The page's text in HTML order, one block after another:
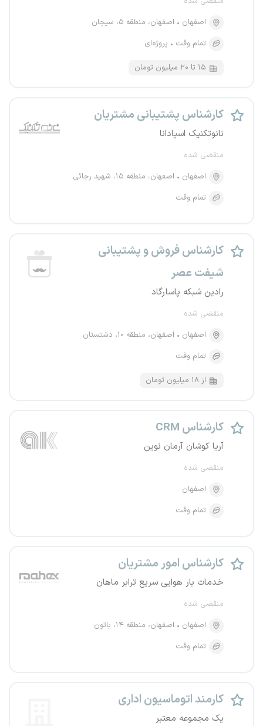
اصفهان
اصفهان، منطقه ۵، سیچان
تمام وقت
پروژه‌ای
۱۵ تا ۲۰ میلیون تومان
کارشناس پشتیبانی مشتریان
نانوتکنیک اسپادانا
منقضی شده
اصفهان
اصفهان، منطقه ۱۵، شهید رجائی
تمام وقت
کارشناس فروش و پشتیبانی
شیفت عصر
رادین شبکه پاسارگاد
منقضی شده
اصفهان
اصفهان، منطقه ۱۰، دشتستان
تمام وقت
از ۱۸ میلیون تومان
کارشناس CRM
آریا کوشان آرمان نوین
منقضی شده
اصفهان
تمام وقت
کارشناس امور مشتریان
خدمات بار هوایی سریع ترابر ماهان
منقضی شده
اصفهان
اصفهان، منطقه ۱۴، باتون
تمام وقت
کارمند اتوماسیون اداری
یک مجموعه معتبر